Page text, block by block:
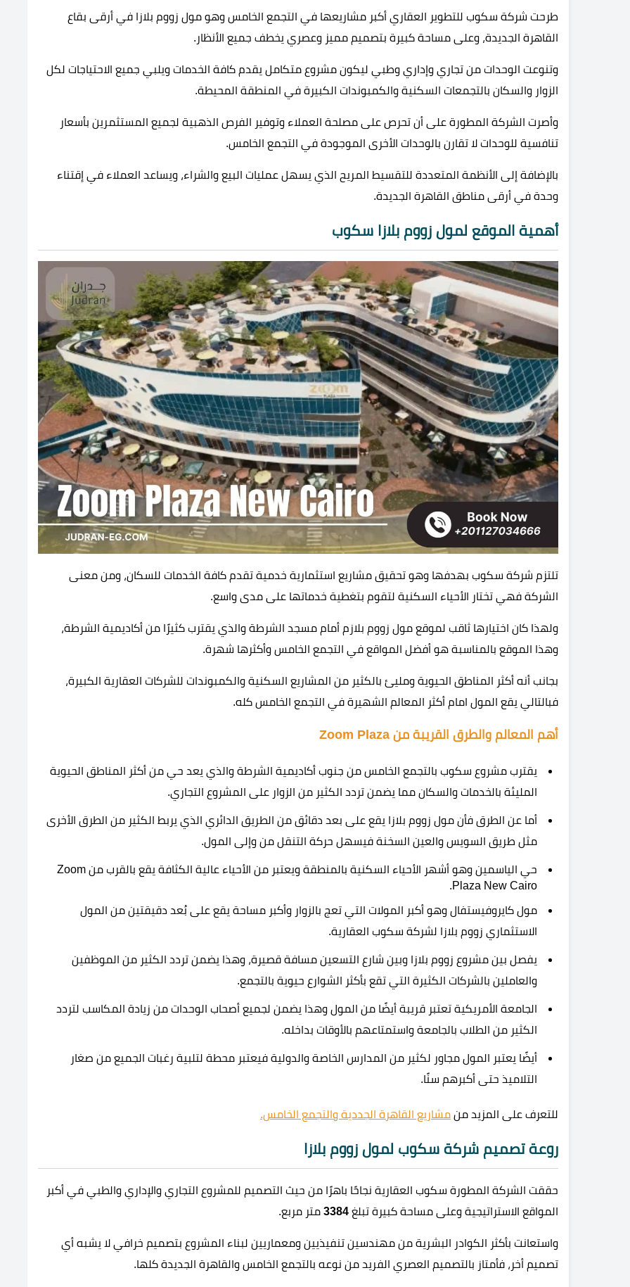
طرحت شركة سكوب للتطوير العقاري أكبر مشاريعها في التجمع الخامس وهو مول زووم بلازا في أرقى بقاع
القاهرة الجديدة، وعلى مساحة كبيرة بتصميم مميز وعصري يخطف جميع الأنظار.
وتنوعت الوحدات من تجاري وإداري وطبي ليكون مشروع متكامل يقدم كافة الخدمات ويلبي جميع الاحتياجات لكل
الزوار والسكان بالتجمعات السكنية والكمبوندات الكبيرة في المنطقة المحيطة.
وأصرت الشركة المطورة على أن تحرص على مصلحة العملاء وتوفير الفرص الذهبية لجميع المستثمرين بأسعار
تنافسية للوحدات لا تقارن بالوحدات الأخرى الموجودة في التجمع الخامس.
بالإضافة إلى الأنظمة المتعددة للتقسيط المريح الذي يسهل عمليات البيع والشراء، ويساعد العملاء في إقتناء
وحدة في أرقى مناطق القاهرة الجديدة.
أهمية الموقع لمول زووم بلازا سكوب
تلتزم شركة سكوب بهدفها وهو تحقيق مشاريع استثمارية خدمية تقدم كافة الخدمات للسكان، ومن معنى
الشركة فهي تختار الأحياء السكنية لتقوم بتغطية خدماتها على مدى واسع.
ولهذا كان اختيارها ثاقب لموقع مول زووم بلازم أمام مسجد الشرطة والذي يقترب كثيرًا من أكاديمية الشرطة،
وهذا الموقع بالمناسبة هو أفضل المواقع في التجمع الخامس وأكثرها شهرة.
بجانب أنه أكثر المناطق الحيوية ومليئ بالكثير من المشاريع السكنية والكمبوندات للشركات العقارية الكبيرة،
فبالتالي يقع المول امام أكثر المعالم الشهيرة في التجمع الخامس كله.
أهم المعالم والطرق القريبة من Zoom Plaza
يقترب مشروع سكوب بالتجمع الخامس من جنوب أكاديمية الشرطة والذي يعد حي من أكثر المناطق الحيوية
المليئة بالخدمات والسكان مما يضمن تردد الكثير من الزوار على المشروع التجاري.
أما عن الطرق فأن مول زووم بلازا يقع على بعد دقائق من الطريق الدائري الذي يربط الكثير من الطرق الأخرى
مثل طريق السويس والعين السخنة فيسهل حركة التنقل من وإلى المول.
حي الياسمين وهو أشهر الأحياء السكنية بالمنطقة ويعتبر من الأحياء عالية الكثافة يقع بالقرب من Zoom
Plaza New Cairo.
مول كايروفيستفال وهو أكبر المولات التي تعج بالزوار وأكبر مساحة يقع على بُعد دقيقتين من المول
الاستثماري زووم بلازا لشركة سكوب العقارية.
يفصل بين مشروع زووم بلازا وبين شارع التسعين مسافة قصيرة، وهذا يضمن تردد الكثير من الموظفين
والعاملين بالشركات الكثيرة التي تقع بأكثر الشوارع حيوية بالتجمع.
الجامعة الأمريكية تعتبر قريبة أيضًا من المول وهذا يضمن لجميع أصحاب الوحدات من زيادة المكاسب لتردد
الكثير من الطلاب بالجامعة واستمتاعهم بالأوقات بداخله.
أيضًا يعتبر المول مجاور لكثير من المدارس الخاصة والدولية فيعتبر محطة لتلبية رغبات الجميع من صغار
التلاميذ حتى أكبرهم سنًا.
للتعرف على المزيد من مشاريع القاهرة الجددية والتجمع الخامس.
روعة تصميم شركة سكوب لمول زووم بلازا
حققت الشركة المطورة سكوب العقارية نجاحًا باهرًا من حيث التصميم للمشروع التجاري والإداري والطبي في أكبر
المواقع الاستراتيجية وعلى مساحة كبيرة تبلغ 3384 متر مربع.
واستعانت بأكثر الكوادر البشرية من مهندسين تنفيذيين ومعماريين لبناء المشروع بتصميم خرافي لا يشبه أي
تصميم أخر، فأمتاز بالتصميم العصري الفريد من نوعه بالتجمع الخامس والقاهرة الجديدة كلها.